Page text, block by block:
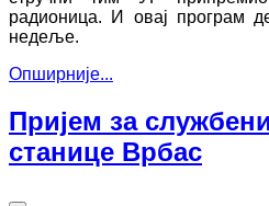
радионица. И овај програм
недеље.
Опширније...
Пријем за
станице Врбас